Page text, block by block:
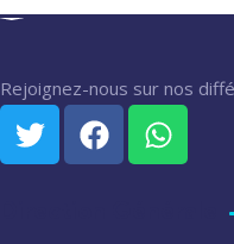
Rejoignez-nous sur nos